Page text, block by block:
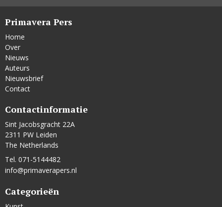
Primavera Pers
Home
Over
Nieuws
Auteurs
Nieuwsbrief
Contact
Contactinformatie
Sint Jacobsgracht 22A
2311 PW Leiden
The Netherlands
Tel. 071-5144482
info@primaverapers.nl
Categorieën